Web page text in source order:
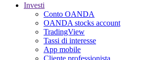
Investi
Conto OANDA
OANDA stocks account
TradingView
Tassi di interesse
App mobile
Cliente professionista